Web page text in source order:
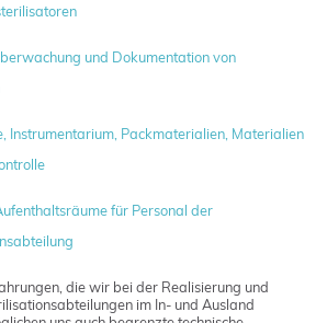
und Dokumentation von
Instrumentarium, Packmaterialien, Materialien
für Personal der
die wir bei der Realisierung und
im In- und Ausland